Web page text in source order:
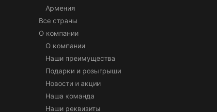
Армения
Все страны
О компании
О компании
Наши преимущества
Подарки и розыгрыши
Новости и акции
Наша команда
Наши реквизиты